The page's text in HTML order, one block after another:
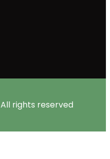
All rights reserved